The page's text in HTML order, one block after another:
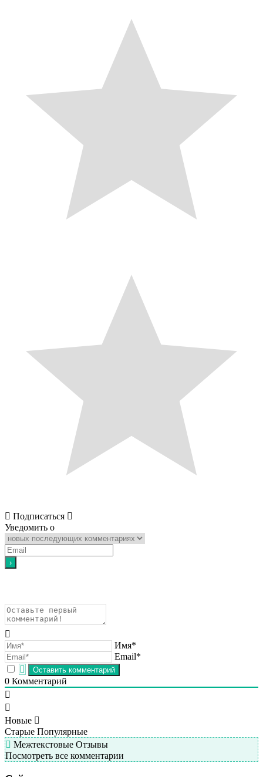
Подписаться
Уведомить о
Имя*
Email*
0 Комментарий
Новые
Старые Популярные
Межтекстовые Отзывы
Посмотреть все комментарии